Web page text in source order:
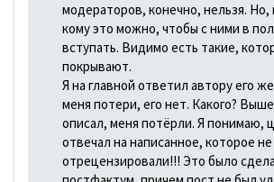
модераторов, конечно, нельзя.
кому это можно, чтобы с ними в
вступать. Видимо есть такие,
покрывают.
Я на главной ответил автору его
меня потери, его нет. Какого?
описал, меня потёрли. Я понимаю,
отвечал на написанное, которое не
отрецензировали!!! Это было